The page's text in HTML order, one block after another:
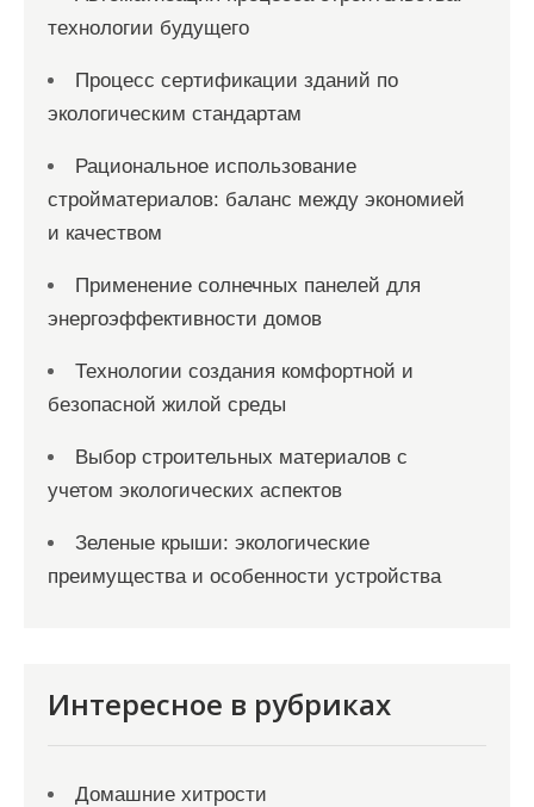
технологии будущего
Процесс сертификации зданий по
экологическим стандартам
Рациональное использование
стройматериалов: баланс между экономией
и качеством
Применение солнечных панелей для
энергоэффективности домов
Технологии создания комфортной и
безопасной жилой среды
Выбор строительных материалов с
учетом экологических аспектов
Зеленые крыши: экологические
преимущества и особенности устройства
Интересное в рубриках
Домашние хитрости